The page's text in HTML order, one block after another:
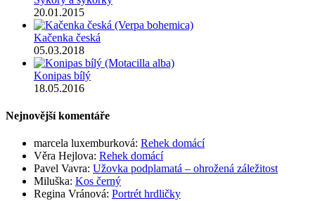
20.01.2015
Kačenka česká
05.03.2018
Konipas bílý
18.05.2016
Nejnovější komentáře
marcela luxemburková: Rehek domácí
Věra Hejlova: Rehek domácí
Pavel Vavra: Užovka podplamatá – ohrožená záležitost
Miluška: Kos černý
Regina Vránová: Portrét hrdličky